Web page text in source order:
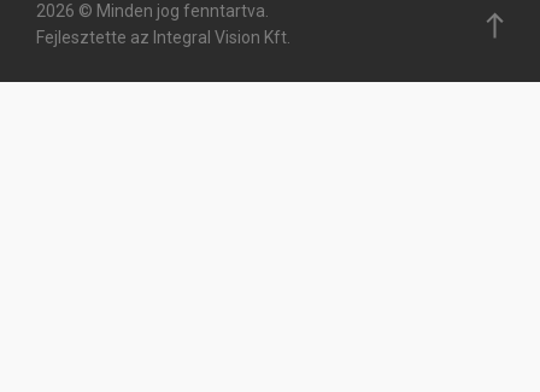
2026 © Minden jog fenntartva.
Fejlesztette az Integral Vision Kft.